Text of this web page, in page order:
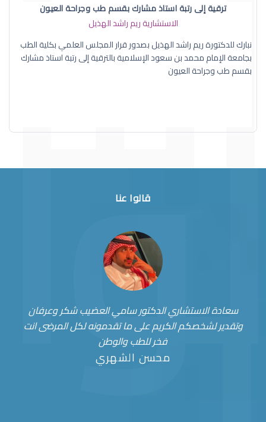
ترقية إلى رتبة استاذ مشارك بقسم طب وجراحة العيون
الاستشارية ريم راشد الهذيل
نبارك للدكتورة ريم راشد الهذيل بصدور قرار المجلس العلمي بكلية الطب
بجامعة الإمام محمد بن سعود الإسلامية بالترقية إلى رتبة استاذ مشارك
بقسم طب وجراحة العيون
قالوا عنا
سعادة الاستشاري الدكتور سامي العضيب شكر وعرفان
وتقدير لشخصكم الكريم على ما تقدمونه لكل المرضى انت
فخر للطب والوطن
محسن الشهري